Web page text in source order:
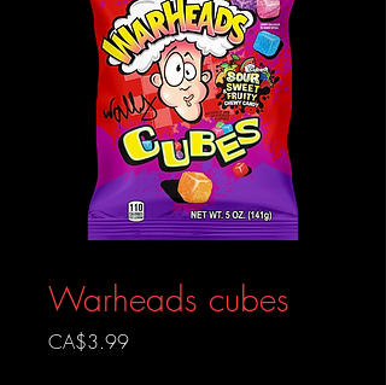
Warheads cubes
CA$3.99Prix